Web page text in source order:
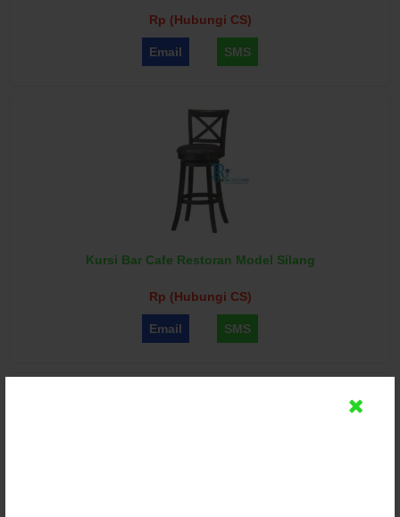
Rp (Hubungi CS)
Email SMS
Kursi Bar Cafe Restoran Model Silang
Rp (Hubungi CS)
Email SMS